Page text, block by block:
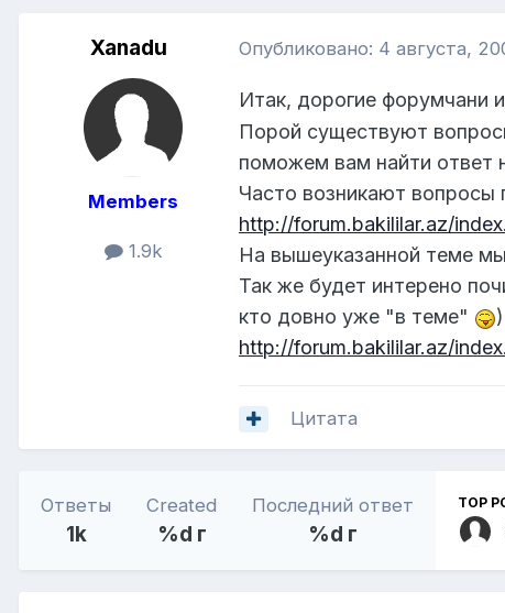
Xanadu
Members
1.9k
Опубликовано: 4 августа,
Итак, дорогие форумчани
Порой существуют
поможем вам найти ответ
Часто возникают вопросы
http://forum.bakililar.az/
На вышеуказанной теме
Так же будет интерено
кто довно уже "в теме"
)
http://forum.bakililar.az/
Цитата
Ответы
1k
Created
%d г
Последний ответ
%d г
TOP